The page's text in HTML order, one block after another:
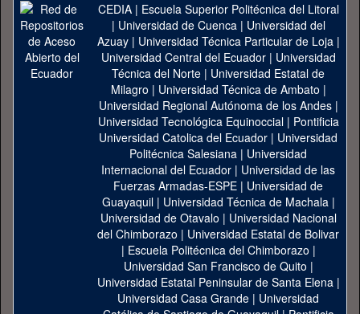
CEDIA| Escuela Superior Politécnica del Litoral
| Universidad de Cuenca| Universidad del
Azuay| Universidad Técnica Particular de Loja|
Universidad Central del Ecuador| Universidad
Técnica del Norte | Universidad Estatal de
Milagro | Universidad Técnica de Ambato |
Universidad Regional Autónoma de los Andes|
Universidad Tecnológica Equinoccial| Pontificia
Universidad Catolica del Ecuador | Universidad
Politécnica Salesiana | Universidad
Internacional del Ecuador | Universidad de las
Fuerzas Armadas-ESPE | Universidad de
Guayaquil| Universidad Técnica de Machala|
Universidad de Otavalo | Universidad Nacional
del Chimborazo | Universidad Estatal de Bolivar
| Escuela Politécnica del Chimborazo |
Universidad San Francisco de Quito |
Universidad Estatal Peninsular de Santa Elena|
Universidad Casa Grande | Universidad